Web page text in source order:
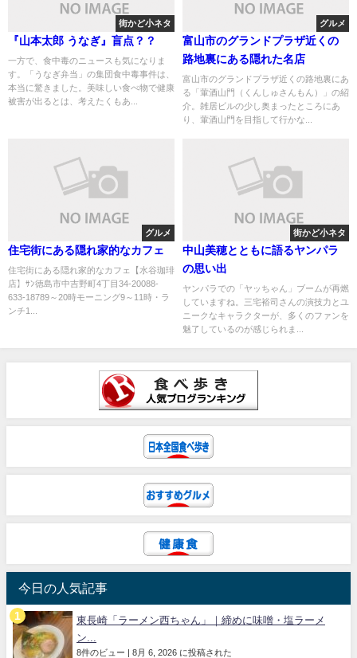
街かど小ネタ
『山本太郎 うなぎ』盲点？？
一方で、食中毒のニュースも気になりま
す。「うなぎ弁当」の集団食中毒事件は、
本当に驚きました。美味しい食べ物で健康
被害が出るとは、考えたくもあ...
グルメ
富山市のグランドプラザ近くの
路地裏にある隠れた名店
富山市のグランドプラザ近くの路地裏にあ
る「葷酒山門（くんしゅさんもん）」の紹
介。雑居ビルの少し奥まったところにあ
り、葷酒山門を目指して行かな...
グルメ
住宅街にある隠れ家的なカフェ
住宅街にある隠れ家的なカフェ【水谷珈琲
店】ｻﾝ徳島市中吉野町4丁目34-20088-
633-18789～20時モーニング9～11時・ラ
ンチ1...
街かど小ネタ
中山美穂とともに語るヤンパラ
の思い出
ヤンパラでの「ヤッちゃん」ブームが再燃
していますね。三宅裕司さんの演技力とユ
ニークなキャラクターが、多くのファンを
魅了しているのが感じられま...
今日の人気記事
東長崎「ラーメン西ちゃん」｜締めに味噌・塩ラーメ
ン...
8件のビュー | 8月 6, 2026 に投稿された